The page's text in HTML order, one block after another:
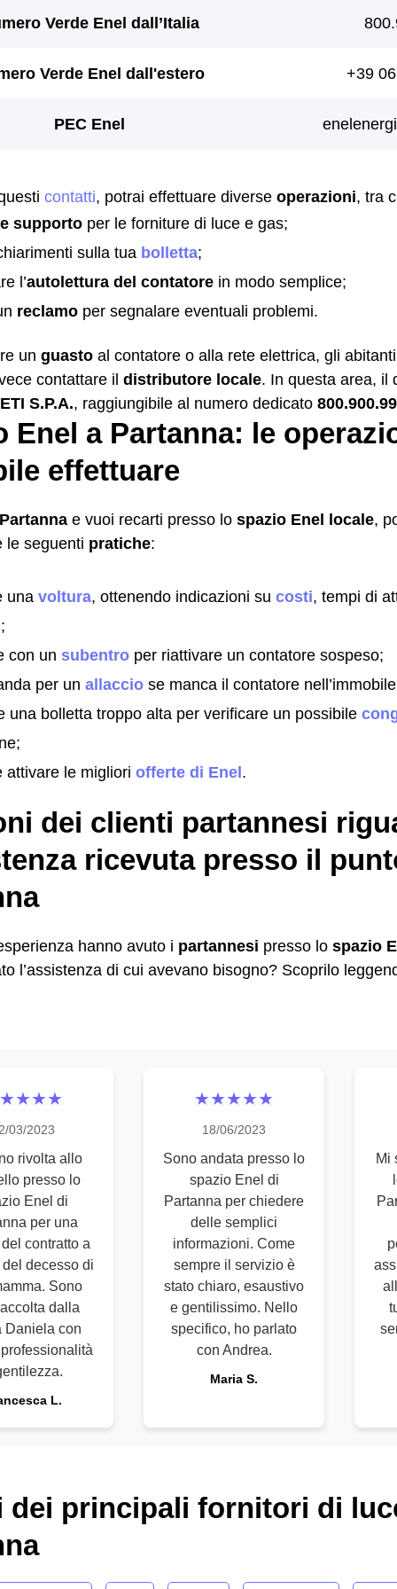
contatti, potrai effettuare diverse operazioni, tra
supporto per le forniture di luce e gas;
sulla tua bolletta;
l’autolettura del contatore in modo semplice;
reclamo per segnalare eventuali problemi.
un guasto al contatore o alla rete elettrica, gli
contattare il distributore locale. In questa area, il
S.P.A., raggiungibile al numero dedicato
Enel a Partanna: le
effettuare
Partanna e vuoi recarti presso lo spazio Enel locale,
le seguenti pratiche:
una voltura, ottenendo indicazioni su costi, tempi di
con un subentro per riattivare un contatore sospeso;
per un allaccio se manca il contatore
una bolletta troppo alta per verificare un possibile
attivare le migliori offerte di Enel.
dei clienti partannesi
ricevuta presso il
hanno avuto i partannesi presso lo spazio
l’assistenza di cui avevano bisogno? Scoprilo
03/2023
rivolta allo
presso lo
Enel di
per una
contratto a
decesso di
Sono
dalla
Daniela con
L.
★★★★★
18/06/2023
Sono andata presso lo
spazio Enel di
Partanna per chiedere
delle semplici
informazioni. Come
sempre il servizio è
stato chiaro, esaustivo
e gentilissimo. Nello
specifico, ho parlato
con Andrea.
Maria S.
Mi
dei principali fornitori di